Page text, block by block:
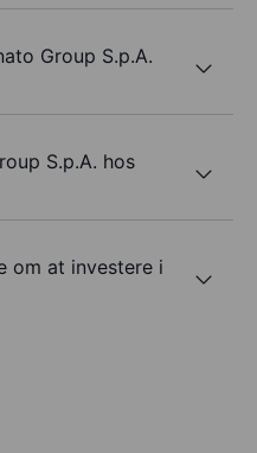
Group S.p.A.
S.p.A. hos
om at investere i